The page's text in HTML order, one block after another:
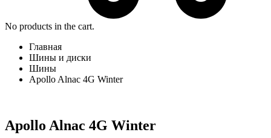
No products in the cart.
Главная
Шины и диски
Шины
Apollo Alnac 4G Winter
Apollo Alnac 4G Winter